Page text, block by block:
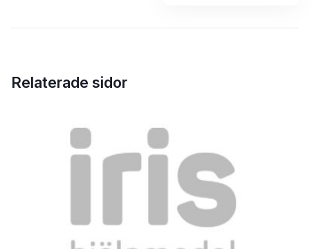
Relaterade sidor